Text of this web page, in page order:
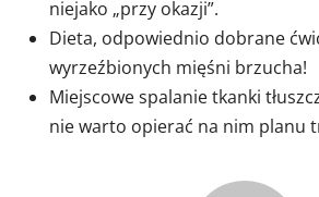
niejako „przy okazji”.
Dieta, odpowiednio dobrane
wyrzeźbionych mięśni brzucha!
Miejscowe spalanie tkanki
nie warto opierać na nim planu